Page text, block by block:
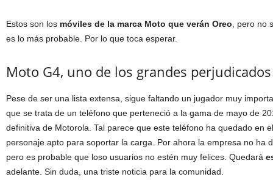
Estos son los móviles de la marca Moto que verán Oreo , pero no
es lo más probable. Por lo que toca esperar.
Moto G4, uno de los grandes perjudicados
Pese de ser una lista extensa, sigue faltando un jugador muy
que se trata de un teléfono que perteneció a la gama de mayo de
definitiva de Motorola. Tal parece que este teléfono ha quedado en
personaje apto para soportar la carga. Por ahora la empresa no ha
pero es probable que loso usuarios no estén muy felices. Quedará
adelante. Sin duda, una triste noticia para la comunidad.